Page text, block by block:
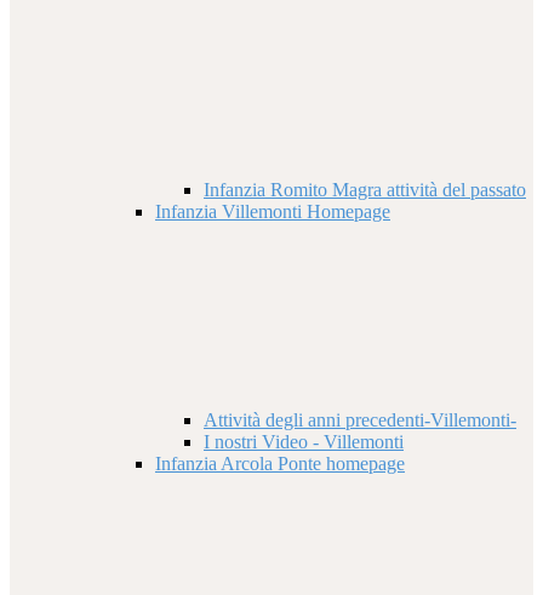
Infanzia Romito Magra attività del passato
Infanzia Villemonti Homepage
Attività degli anni precedenti-Villemonti-
I nostri Video - Villemonti
Infanzia Arcola Ponte homepage